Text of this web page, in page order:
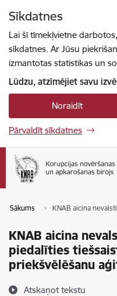
Sīkdatnes
Lai šī tīmekļvietne
sīkdatnes. Ar Jūsu
izmantotas statistikas un
Lūdzu, atzīmējiet savu
Noraidīt
Pārvaldīt sīkdatnes
Sākums KNAB aicina
KNAB aicina
piedalīties
priekšvēlēšanu
Atskaņot tekstu